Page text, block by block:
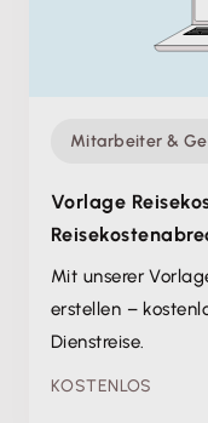
Mitarbeiter &
Vorlage
Mit unserer
erstellen –
Dienstreise.
KOSTENLOS